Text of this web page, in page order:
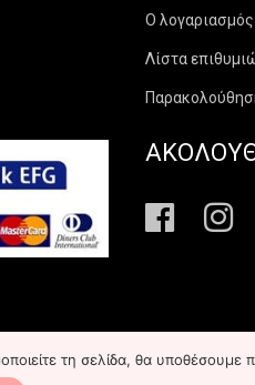
Ο
Λίστα
τη σελίδα, θα υποθέσουμε